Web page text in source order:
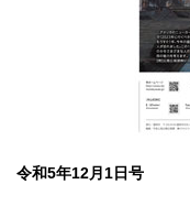
令和5年12月1日号